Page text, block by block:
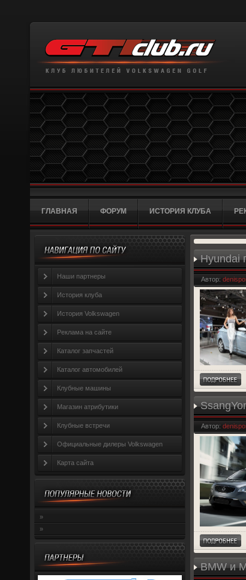
ГЛАВНАЯ ФОРУМ ИСТОРИЯ КЛУБА
Наши партнеры
История клуба
История Volkswagen
Реклама на сайте
Каталог запчастей
Каталог автомобилей
Клубные машины
Магазин атрибутики
Клубные встречи
Официальные дилеры Volkswagen
Карта сайта
»
»
Hyundai
Автор:
Автор:
BMW и